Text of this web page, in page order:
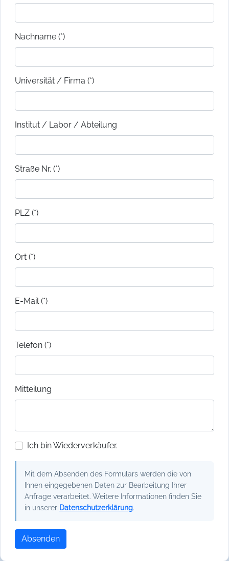
Nachname (*)
Universität / Firma (*)
Institut / Labor / Abteilung
Straße Nr. (*)
PLZ (*)
Ort (*)
E-Mail (*)
Telefon (*)
Mitteilung
Ich bin Wiederverkäufer.
Mit dem Absenden des Formulars werden die von
Ihnen eingegebenen Daten zur Bearbeitung Ihrer
Anfrage verarbeitet. Weitere Informationen finden Sie
in unserer Datenschutzerklärung.
Absenden